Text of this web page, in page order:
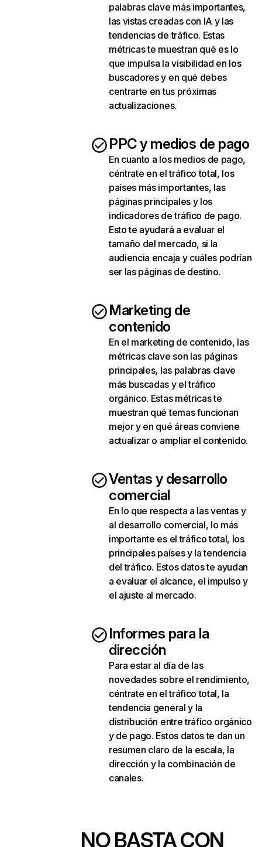
palabras clave más importantes,
las vistas creadas con IA y las
tendencias de tráfico. Estas
métricas te muestran qué es lo
que impulsa la visibilidad en los
buscadores y en qué debes
centrarte en tus próximas
actualizaciones.
PPC y medios de pago
En cuanto a los medios de pago,
céntrate en el tráfico total, los
países más importantes, las
páginas principales y los
indicadores de tráfico de pago.
Esto te ayudará a evaluar el
tamaño del mercado, si la
audiencia encaja y cuáles podrían
ser las páginas de destino.
Marketing de
contenido
En el marketing de contenido, las
métricas clave son las páginas
principales, las palabras clave
más buscadas y el tráfico
orgánico. Estas métricas te
muestran qué temas funcionan
mejor y en qué áreas conviene
actualizar o ampliar el contenido.
Ventas y desarrollo
comercial
En lo que respecta a las ventas y
al desarrollo comercial, lo más
importante es el tráfico total, los
principales países y la tendencia
del tráfico. Estos datos te ayudan
a evaluar el alcance, el impulso y
el ajuste al mercado.
Informes para la
dirección
Para estar al día de las
novedades sobre el rendimiento,
céntrate en el tráfico total, la
tendencia general y la
distribución entre tráfico orgánico
y de pago. Estos datos te dan un
resumen claro de la escala, la
dirección y la combinación de
canales.
NO BASTA CON